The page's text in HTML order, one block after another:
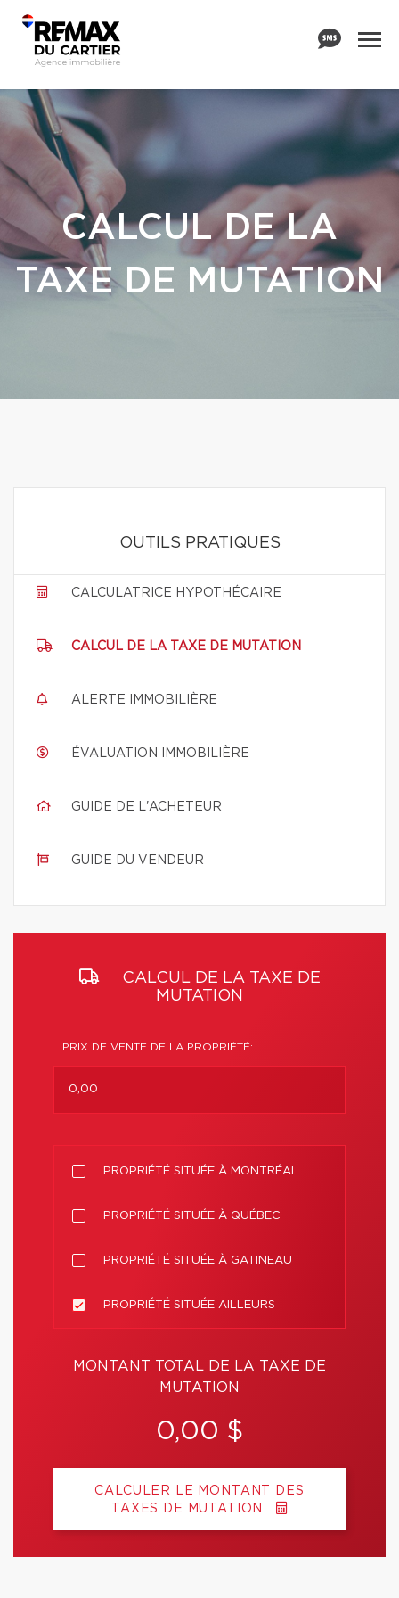
CALCUL DE LA
TAXE DE MUTATION
OUTILS PRATIQUES
CALCULATRICE HYPOTHÉCAIRE
CALCUL DE LA TAXE DE MUTATION
ALERTE IMMOBILIÈRE
ÉVALUATION IMMOBILIÈRE
GUIDE DE L'ACHETEUR
GUIDE DU VENDEUR
CALCUL DE LA TAXE DE
MUTATION
PRIX DE VENTE DE LA PROPRIÉTÉ:
PROPRIÉTÉ SITUÉE À MONTRÉAL
PROPRIÉTÉ SITUÉE À QUÉBEC
PROPRIÉTÉ SITUÉE À GATINEAU
PROPRIÉTÉ SITUÉE AILLEURS
MONTANT TOTAL DE LA TAXE DE
MUTATION
0,00 $
CALCULER LE MONTANT DES
TAXES DE MUTATION